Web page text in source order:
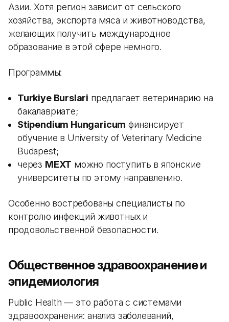
Азии. Хотя регион зависит от сельского
хозяйства, экспорта мяса и животноводства,
желающих получить международное
образование в этой сфере немного.
Программы:
Turkiye Burslari предлагает ветеринарию на
бакалавриате;
Stipendium Hungaricum финансирует
обучение в University of Veterinary Medicine
Budapest;
через MEXT можно поступить в японские
университеты по этому направлению.
Особенно востребованы специалисты по
контролю инфекций животных и
продовольственной безопасности.
Общественное здравоохранение и
эпидемиология
Public Health — это работа с системами
здравоохранения: анализ заболеваний,